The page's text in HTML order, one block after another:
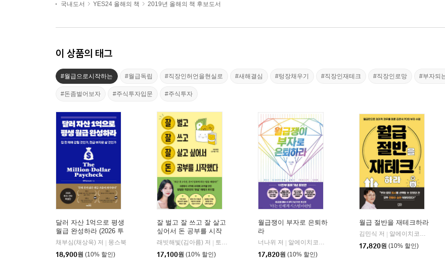
국내도서 YES24 올해의 책 2019년 올해의 책 후보도서
이 상품의 태그
#월급으로시작하는 #월급독립 #직장인허언을현실로 #새해결심 #텅장채우기 #직장인재테크 #직장인로망 #부자되
#돈좀벌어보자 #주식투자입문 #주식투자
달러 자산 1억으로 평생
월급 완성하라 (2026 투
자 전략 특별판)
채부심(채상욱) 저
몽스북
18,900원 (10% 할인)
잘 벌고 잘 쓰고 잘 살고
싶어서 돈 공부를 시작
했다
래빗해빛(김아름) 저
토네이도
17,100원 (10% 할인)
월급쟁이 부자로 은퇴하
라
너나위 저
알에이치코리아(RHK)
17,820원 (10% 할인)
월급 절반을 재테크하라
김민식 저
알에이치코리아(RHK)
17,820원 (10% 할인)